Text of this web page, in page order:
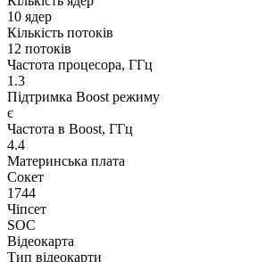
10 ядер
Кількість потоків
12 потоків
Частота процесора, ГГц
1.3
Підтримка Boost режиму
є
Частота в Boost, ГГц
4.4
Материнська плата
Сокет
1744
Чіпсет
SOC
Відеокарта
Тип відеокарти